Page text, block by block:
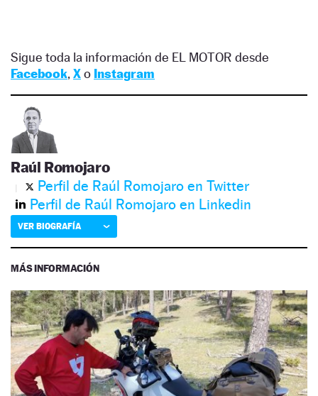
Sigue toda la información de EL MOTOR desde
Facebook, Xo Instagram
Raúl Romojaro
Perfil de Raúl Romojaro en Twitter
Perfil de Raúl Romojaro en Linkedin
VER BIOGRAFÍA
MÁS INFORMACIÓN